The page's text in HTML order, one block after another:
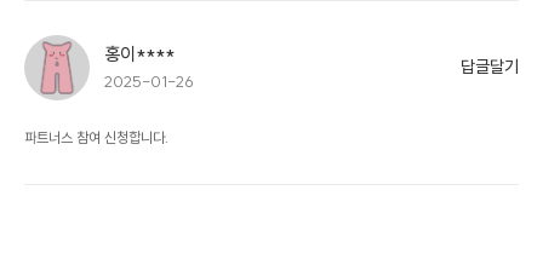
홍이****
2025-01-26
답글달기
파트너스 참여 신청합니다.